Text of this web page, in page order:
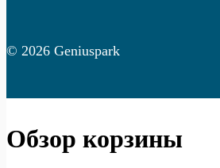
© 2026 Geniuspark
Обзор корзины